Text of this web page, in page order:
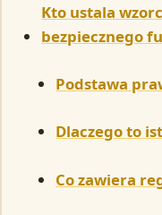
Kto ustala
bezpiecznego
Podstawa
Dlaczego to
Co zawiera